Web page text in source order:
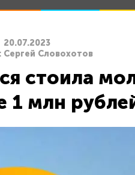
20.07.2023
Словохотов
стоила
млн